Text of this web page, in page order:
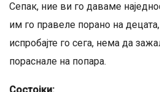
Сепак, ние ви го даваме
им го правеле порано на
испробајте го сега, нема да
пораснале на попара.